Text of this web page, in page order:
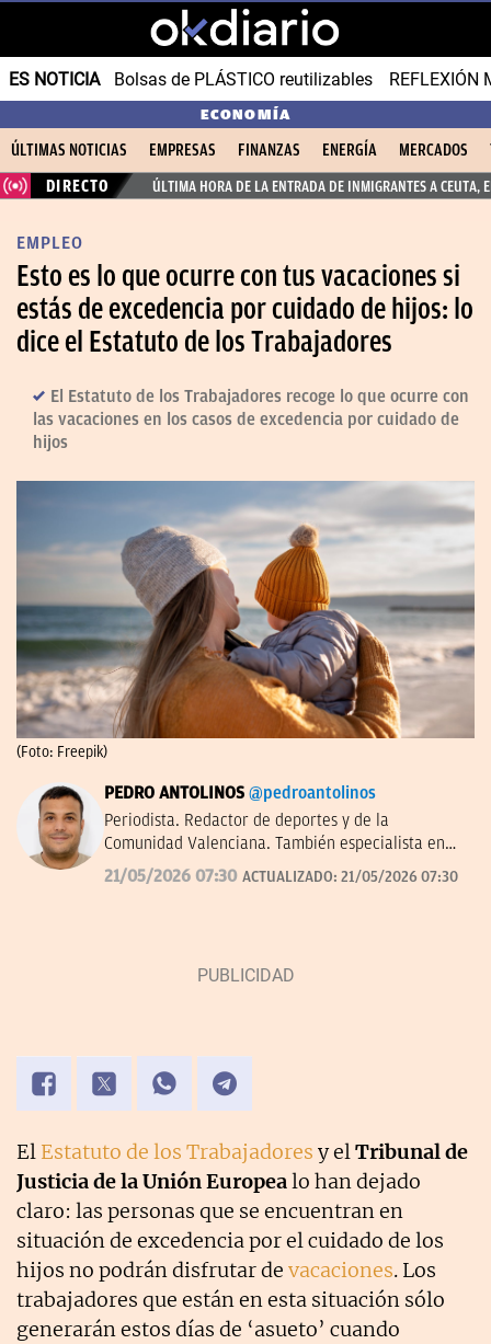
ES NOTICIA Bolsas de PLÁSTICO reutilizables REFLEXIÓN
ECONOMÍA
ÚLTIMAS NOTICIAS EMPRESAS FINANZAS ENERGÍA MERCADOS
DIRECTO
ÚLTIMA HORA DE LA ENTRADA DE INMIGRANTES A CEUTA,
EMPLEO
Esto es lo que ocurre con tus vacaciones si
estás de excedencia por cuidado de hijos: lo
dice el Estatuto de los Trabajadores
El Estatuto de los Trabajadores recoge lo que ocurre con
las vacaciones en los casos de excedencia por cuidado de
hijos
(Foto: Freepik)
PEDRO ANTOLINOS @pedroantolinos
Periodista. Redactor de deportes y de la
Comunidad Valenciana. También especialista en
SEO. En OKDIARIO desde 2017.
21/05/2026 07:30 ACTUALIZADO: 21/05/2026 07:30
El Estatuto de los Trabajadores y elTribunal de
Justicia de la Unión Europealo han dejado
claro: las personas que se encuentran en
situación de excedencia por el cuidado de los
hijos no podrán disfrutar de vacaciones. Los
trabajadores que están en esta situación sólo
generarán estos días de ‘asueto’ cuando